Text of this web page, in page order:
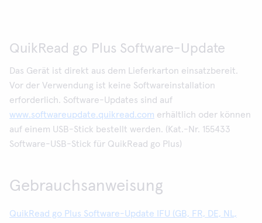
QuikRead go Plus Software-Update
Das Gerät ist direkt aus dem Lieferkarton einsatzbereit.
Vor der Verwendung ist keine Softwareinstallation
erforderlich. Software-Updates sind auf
www.softwareupdate.quikread.com erhältlich oder können
auf einem USB-Stick bestellt werden. (Kat.-Nr. 155433
Software-USB-Stick für QuikRead go Plus)
Gebrauchsanweisung
QuikRead go Plus Software-Update IFU (GB, FR, DE, NL,